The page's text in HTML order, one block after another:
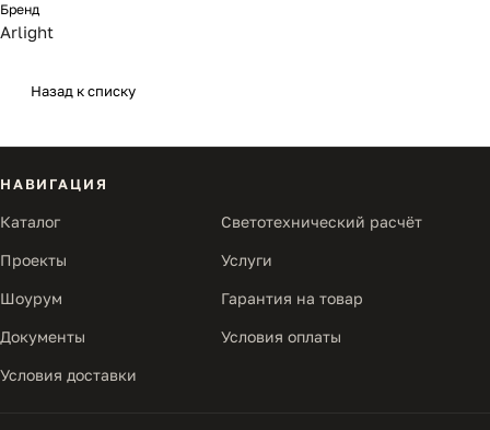
Бренд
Arlight
Назад к списку
НАВИГАЦИЯ
Каталог Светотехнический расчёт
Проекты Услуги
Шоурум Гарантия на товар
Документы Условия оплаты
Условия доставки